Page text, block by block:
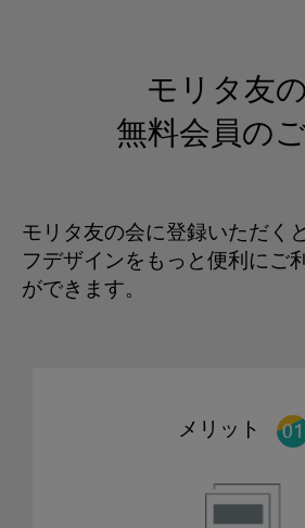
モリタ友
無料会員の
モリタ友の会に登録いただく
フデザインをもっと便利にご
ができます。
メリット